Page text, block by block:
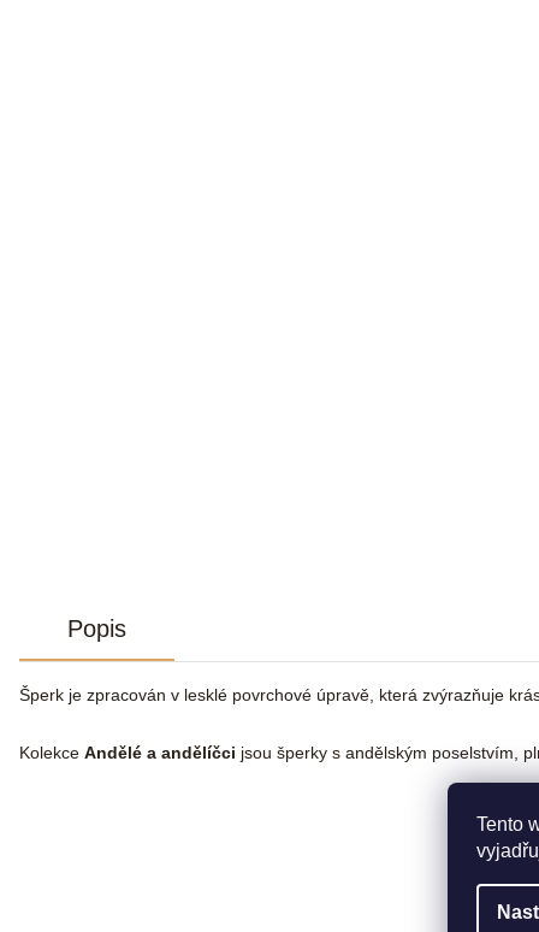
Tento
Popis
Šperk je zpracován v lesklé povrchové úpravě, která zvýrazňuje
Kolekce Andělé a andělíčci jsou šperky s andělským poselstvím,